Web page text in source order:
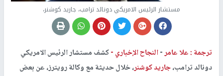
مستشار الرئيس الامريكي دونالد ترامب، جاريد كوشنر،
ترجمة : علا عامر-النجاح الإخباري -كشف مستشار الرئيس الامريكي
دونالد ترامب،جاريد كوشنر، خلال حديثة مع وكالة رويترز، عن بعض